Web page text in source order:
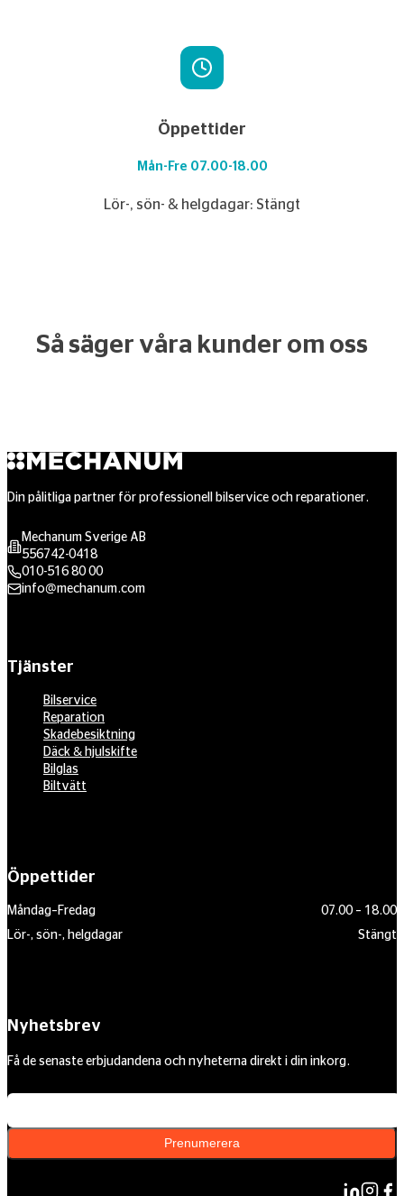
Öppettider
Mån-Fre 07.00-18.00
Lör-, sön- & helgdagar: Stängt
Så säger våra kunder om oss
Din pålitliga partner för professionell bilservice och reparationer.
Mechanum Sverige AB
556742-0418
010-516 80 00
info@mechanum.com
Tjänster
Bilservice
Reparation
Skadebesiktning
Däck & hjulskifte
Bilglas
Biltvätt
Öppettider
Måndag–Fredag
07.00 – 18.00
Lör-, sön-, helgdagar
Stängt
Nyhetsbrev
Få de senaste erbjudandena och nyheterna direkt i din inkorg.
Prenumerera